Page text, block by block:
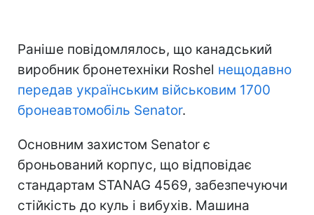
Раніше повідомлялось, що канадський
виробник бронетехніки Roshel нещодавно
передав українським військовим 1700
бронеавтомобіль Senator.
Основним захистом Senator є
броньований корпус, що відповідає
стандартам STANAG 4569, забезпечуючи
стійкість до куль і вибухів. Машина